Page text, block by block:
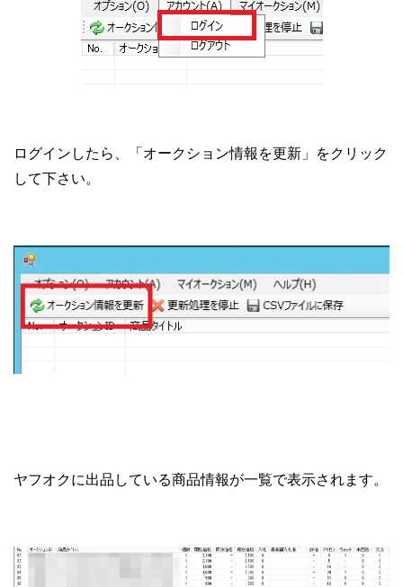
ログインしたら、「オークション情報を更新」をクリック
して下さい。
ヤフオクに出品している商品情報が一覧で表示されます。